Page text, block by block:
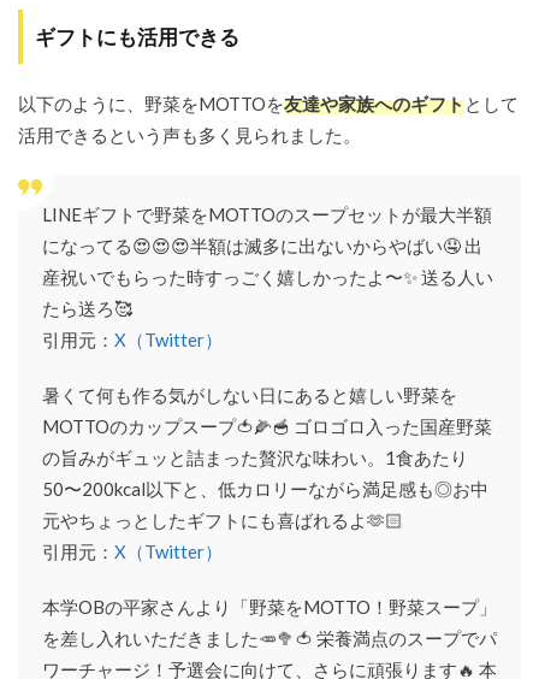
ギフトにも活用できる
以下のように、野菜をMOTTOを友達や家族へのギフトとして
活用できるという声も多く見られました。
LINEギフトで野菜をMOTTOのスープセットが最大半額
になってる😍😍😍半額は滅多に出ないからやばい🤤 出
産祝いでもらった時すっごく嬉しかったよ〜✨ 送る人い
たら送ろ🥰
引用元： X（Twitter）
暑くて何も作る気がしない日にあると嬉しい野菜を
MOTTOのカップスープ🍅🌽🥣 ゴロゴロ入った国産野菜
の旨みがギュッと詰まった贅沢な味わい。1食あたり
50〜200kcal以下と、低カロリーながら満足感も◎お中
元やちょっとしたギフトにも喜ばれるよ🫶🏻
引用元： X（Twitter）
本学OBの平家さんより「野菜をMOTTO！野菜スープ」
を差し入れいただきました🥕🥦🍅 栄養満点のスープでパ
ワーチャージ！予選会に向けて、さらに頑張ります🔥 本